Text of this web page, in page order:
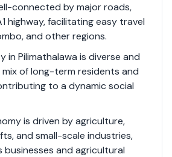
town’s strategic location along
(A1 highway) ensures excellent
its appeal for both residents
real estate market includes
agricultural lands, and
related investments.
connected by major roads,
highway, facilitating easy travel
and other regions.
in Pilimathalawa is diverse and
of long-term residents and
to a dynamic social
is driven by agriculture,
and small-scale industries,
businesses and agricultural